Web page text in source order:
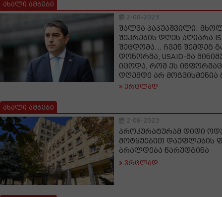
ახალი ამბები
2-08-2023
შალვა პაპუაშვილი:
შეკრების დღეს აღიარა
შეცდომა... ჩვენ შემდეგ
დონორმა, USAID-მა
იცოდა, რომ ეს
დღემდე არ მოგვისმენია
ვრცლად
ახალი ამბები
2-08-2023
პროკურატურამ დიდი
მოტყუებით დაუფლების
ბრალდება წარუდგინა
ვრცლად